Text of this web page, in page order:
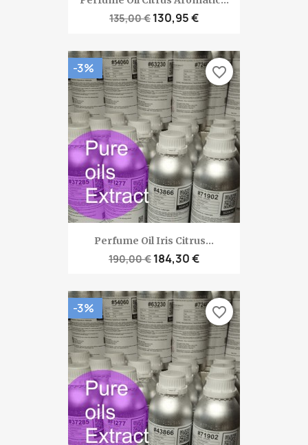
135,00 € 130,95 €
Perfume Oil Iris Citrus...
190,00 € 184,30 €
-3% favorite_border
-3% favorite_border